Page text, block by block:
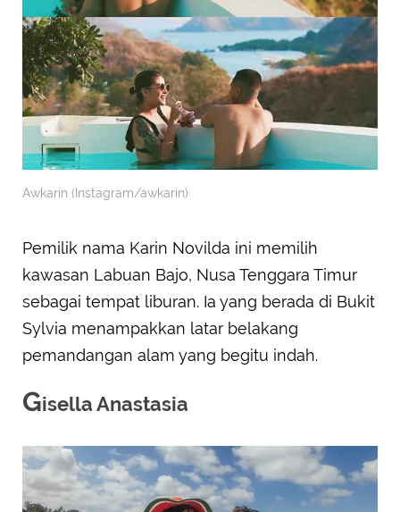
Awkarin (Instagram/awkarin)
Pemilik nama Karin Novilda ini memilih
kawasan Labuan Bajo, Nusa Tenggara Timur
sebagai tempat liburan. Ia yang berada di Bukit
Sylvia menampakkan latar belakang
pemandangan alam yang begitu indah.
Gisella Anastasia